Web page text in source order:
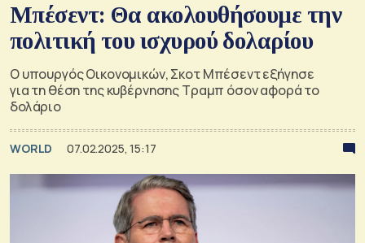
Μπέσεντ: Θα ακολουθήσουμε την
πολιτική του ισχυρού δολαρίου
Ο υπουργός Οικονομικών, Σκοτ Μπέσεντ εξήγησε
για τη θέση της κυβέρνησης Τραμπ όσον αφορά το
δολάριο
WORLD 07.02.2025, 15:17